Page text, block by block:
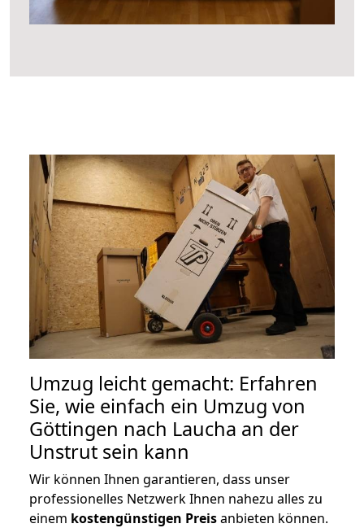
Umzug leicht gemacht: Erfahren
Sie, wie einfach ein Umzug von
Göttingen nach Laucha an der
Unstrut sein kann
Wir können Ihnen garantieren, dass unser
professionelles Netzwerk Ihnen nahezu alles zu
einem kostengünstigen Preisanbieten können.